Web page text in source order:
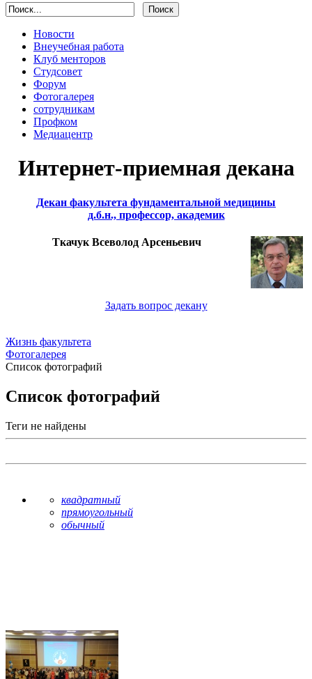
Новости
Внеучебная работа
Клуб менторов
Студсовет
Форум
Фотогалерея
сотрудникам
Профком
Медиацентр
Интернет-приемная декана
Декан факультета фундаментальной медицины
д.б.н., профессор, академик
Ткачук Всеволод Арсеньевич
Задать вопрос декану
Жизнь факультета
Фотогалерея
Список фотографий
Список фотографий
Теги не найдены
квадратный
прямоугольный
обычный